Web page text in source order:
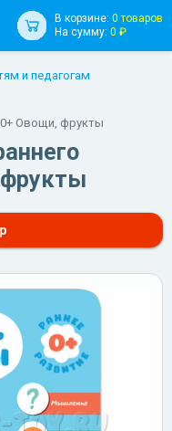
В корзине: 0 товаров
На сумму: 0 ₽
и педагогам
Овощи, фрукты